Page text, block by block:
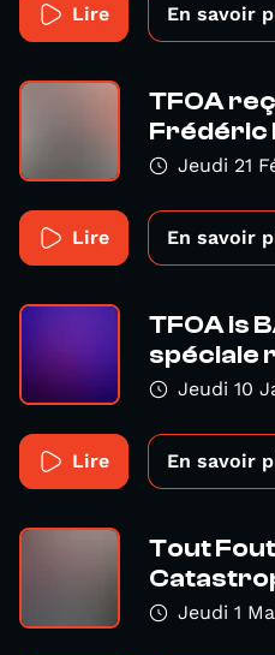
Lire En savoir
TFOA
Frédéric
Jeudi 21
Lire En savoir
TFOA is
spéciale
Jeudi 10
Lire En savoir
Tout
Jeudi 1